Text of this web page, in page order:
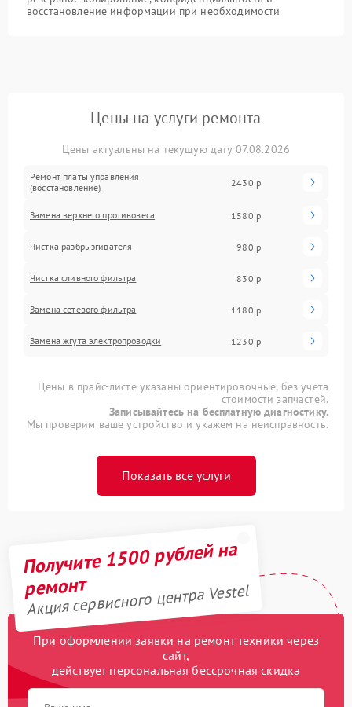
восстановление информации при необходимости
Цены на услуги ремонта
Цены актуальны на текущую дату 07.08.2026
Ремонт платы управления
(восстановление)
2430 р
Замена верхнего противовеса 1580 р
Чистка разбрызгивателя 980 р
Чистка сливного фильтра 830 р
Замена сетевого фильтра 1180 р
Замена жгута электропроводки 1230 р
Цены в прайс-листе указаны ориентировочные, без учета
стоимости запчастей.
Записывайтесь на бесплатную диагностику.
Мы проверим ваше устройство и укажем на неисправность.
Показать все услуги
Получите 1500 рублей на
ремонт
Акция сервисного центра Vestel
При оформлении заявки на ремонт техники через
сайт,
действует персональная бессрочная скидка